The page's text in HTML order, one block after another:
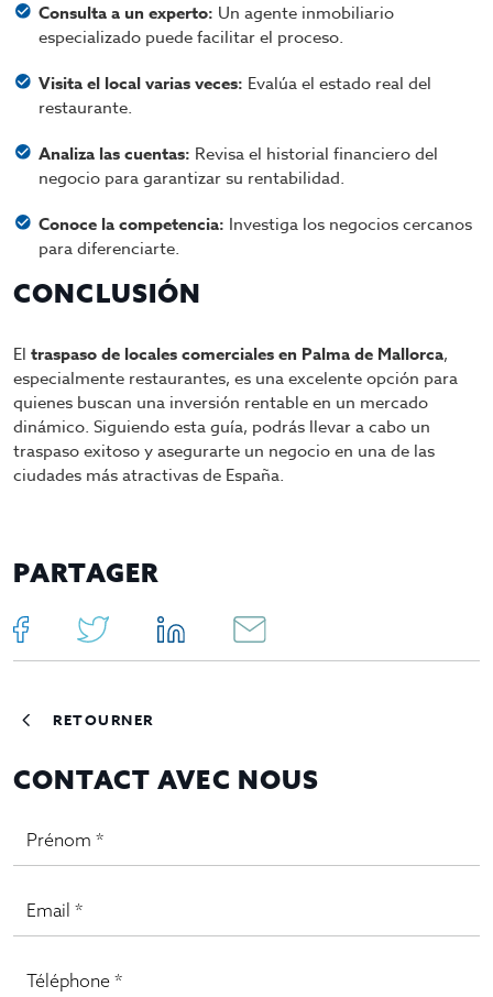
Consulta a un experto: Un agente inmobiliario
especializado puede facilitar el proceso.
Visita el local varias veces: Evalúa el estado real del
restaurante.
Analiza las cuentas: Revisa el historial financiero del
negocio para garantizar su rentabilidad.
Conoce la competencia: Investiga los negocios cercanos
para diferenciarte.
CONCLUSIÓN
El traspaso de locales comerciales en Palma de Mallorca,
especialmente restaurantes, es una excelente opción para
quienes buscan una inversión rentable en un mercado
dinámico. Siguiendo esta guía, podrás llevar a cabo un
traspaso exitoso y asegurarte un negocio en una de las
ciudades más atractivas de España.
PARTAGER
RETOURNER
CONTACT AVEC NOUS